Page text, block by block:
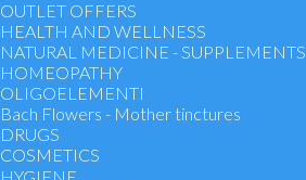
OUTLET OFFERS
HEALTH AND WELLNESS
NATURAL MEDICINE - SUPPLEMENTS
HOMEOPATHY
OLIGOELEMENTI
Bach Flowers - Mother tinctures
DRUGS
COSMETICS
make-up remover - face cleansing